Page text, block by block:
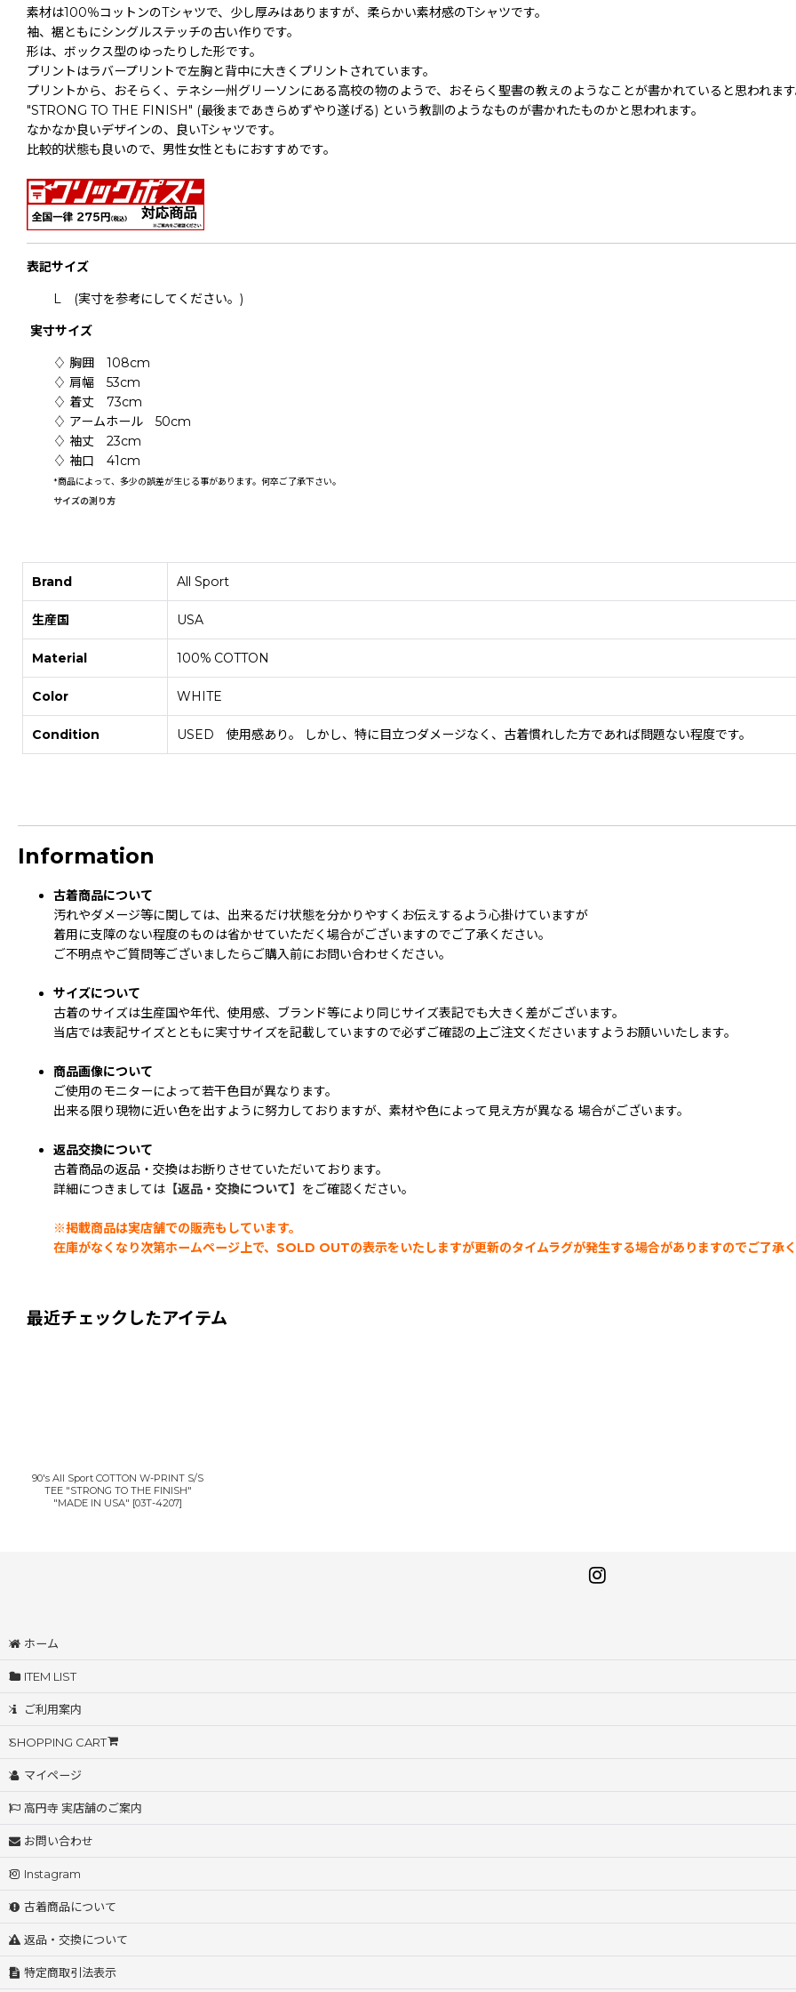
素材は100％コットンのTシャツで、少し厚みはありますが、柔らかい素材感のTシャツです。
袖、裾ともにシングルステッチの古い作りです。
形は、ボックス型のゆったりした形です。
プリントはラバープリントで左胸と背中に大きくプリントされています。
プリントから、おそらく、テネシー州グリーソンにある高校の物のようで、おそらく聖書の教えのようなことが書かれていると思われます
"STRONG TO THE FINISH" (最後まであきらめずやり遂げる) という教訓のようなものが書かれたものかと思われます。
なかなか良いデザインの、良いTシャツです。
比較的状態も良いので、男性女性ともにおすすめです。
表記サイズ
L (実寸を参考にしてください。)
実寸サイズ
♢ 胸囲 108cm
♢ 肩幅 53cm
♢ 着丈 73cm
♢ アームホール 50cm
♢ 袖丈 23cm
♢ 袖口 41cm
*商品によって、多少の誤差が生じる事があります。何卒ご了承下さい。
サイズの測り方
Brand All Sport
生産国 USA
Material 100% COTTON
Color WHITE
Condition USED 使用感あり。 しかし、特に目立つダメージなく、古着慣れした方であれば問題ない程度です。
Information
古着商品について
汚れやダメージ等に関しては、出来るだけ状態を分かりやすくお伝えするよう心掛けていますが
着用に支障のない程度のものは省かせていただく場合がございますのでご了承ください。
ご不明点やご質問等ございましたらご購入前にお問い合わせください。
サイズについて
古着のサイズは生産国や年代、使用感、ブランド等により同じサイズ表記でも大きく差がございます。
当店では表記サイズとともに実寸サイズを記載していますので必ずご確認の上ご注文くださいますようお願いいたします。
商品画像について
ご使用のモニターによって若干色目が異なります。
出来る限り現物に近い色を出すように努力しておりますが、素材や色によって見え方が異なる 場合がございます。
返品交換について
古着商品の返品・交換はお断りさせていただいております。
詳細につきましては 【返品・交換について】 をご確認ください。
※掲載商品は実店舗での販売もしています。
在庫がなくなり次第ホームページ上で、SOLD OUTの表示をいたしますが更新のタイムラグが発生する場合がありますのでご了承く
最近チェックしたアイテム
90's All Sport COTTON W-PRINT S/S
TEE "STRONG TO THE FINISH"
"MADE IN USA" [03T-4207]
ホーム
ITEM LIST
ご利用案内
SHOPPING CART
マイページ
高円寺 実店舗のご案内
お問い合わせ
Instagram
古着商品について
返品・交換について
特定商取引法表示